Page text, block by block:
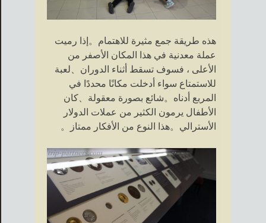
هذه طريقة جمع مثيرة للاهتمام。إذا رميت
عملة معدنية في هذا المكان الأصفر من
الأعلى ، فسوف تسقط أثناء الدوران、لعبة
للاستمتاع سواء أدخلت مكانًا محددًا في
المربع أدناه。شائع بصورة معقولة、كان
الأطفال يرمون الكثير من عملات الدولار
الأسترالي。هذا النوع من الأفكار ممتاز。